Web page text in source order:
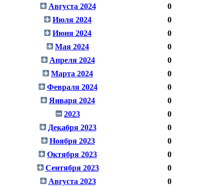
Августа 2024
0
Июля 2024
0
Июня 2024
0
Мая 2024
0
Апреля 2024
0
Марта 2024
0
Февраля 2024
0
Января 2024
0
2023
0
Декабря 2023
0
Ноября 2023
0
Октября 2023
0
Сентября 2023
0
Августа 2023
0